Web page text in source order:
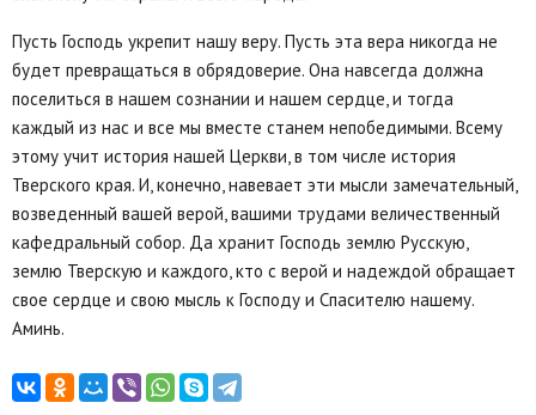
Пусть Господь укрепит нашу веру. Пусть эта вера никогда не
будет превращаться в обрядоверие. Она навсегда должна
поселиться в нашем сознании и нашем сердце, и тогда
каждый из нас и все мы вместе станем непобедимыми. Всему
этому учит история нашей Церкви, в том числе история
Тверского края. И, конечно, навевает эти мысли замечательный,
возведенный вашей верой, вашими трудами величественный
кафедральный собор. Да хранит Господь землю Русскую,
землю Тверскую и каждого, кто с верой и надеждой обращает
свое сердце и свою мысль к Господу и Спасителю нашему.
Аминь.